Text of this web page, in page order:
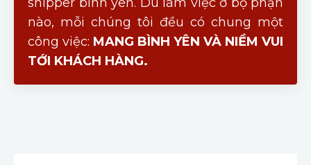
nào, mỗi chúng tôi đều có chung một
công việc: MANG BÌNH YÊN VÀ NIỀM VUI
TỚI KHÁCH HÀNG.